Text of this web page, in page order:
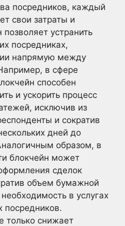
посредников, каждый
свои затраты и
устранить
посредниках,
напрямую между
в сфере
способен
и ускорить процесс
исключив из
и сократив
дней до
образом, в
блокчейн может
сделок
объем бумажной
в услугах
посредников.
только снижает